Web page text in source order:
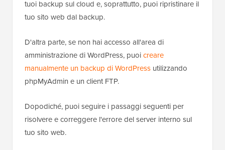
tuoi backup sul cloud e, soprattutto, puoi ripristinare il
tuo sito web dal backup.
D'altra parte, se non hai accesso all'area di
amministrazione di WordPress, puoicreare
manualmente un backup di WordPress utilizzando
phpMyAdmin e un client FTP.
Dopodiché, puoi seguire i passaggi seguenti per
risolvere e correggere l'errore del server interno sul
tuo sito web.